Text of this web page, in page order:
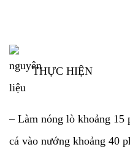
THỰC HIỆN
– Làm nóng lò khoảng 15
cá vào nướng khoảng 40